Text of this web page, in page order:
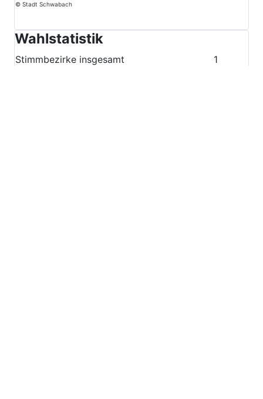
© Stadt Schwabach
Wahlstatistik
Stimmbezirke insgesamt
1